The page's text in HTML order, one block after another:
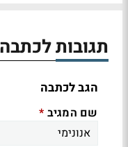
תגובות לכתבה
הגב לכתבה
שם המגיב *